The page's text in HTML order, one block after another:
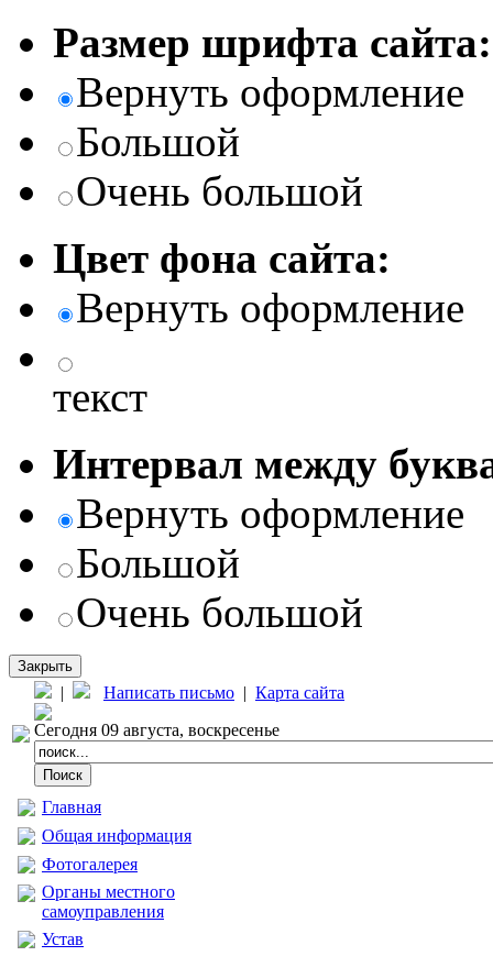
Размер шрифта сайта:
Вернуть оформление
Большой
Очень большой
Цвет фона сайта:
Вернуть оформление
текст
Интервал между
Вернуть оформление
Большой
Очень большой
Закрыть
| Написать письмо | Карта сайта
Сегодня 09 августа, воскресенье
Главная
Общая информация
Фотогалерея
Органы местного
самоуправления
Устав